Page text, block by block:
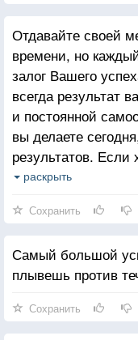
Отдавайте своей
времени, но
залог Вашего
всегда результат
и постоянной
вы делаете
результатов. Если
сейте семена
откатываться назад.
раскрыть
Сохранить
Самый большой
плывешь против
Сохранить